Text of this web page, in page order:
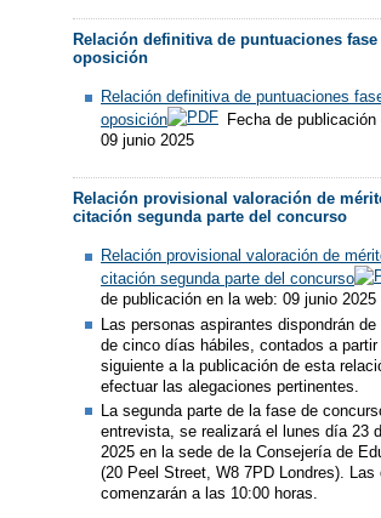
Relación definitiva de puntuaciones fase
oposición
Relación definitiva de puntuaciones
oposición
Fecha de publicación
09 junio 2025
Relación provisional valoración de
citación segunda parte del concurso
Relación provisional valoración de
citación segunda parte del concurso
de publicación en la web: 09 junio 2025
Las personas aspirantes dispondrán de
de cinco días hábiles, contados a
siguiente a la publicación de esta
efectuar las alegaciones pertinentes.
La segunda parte de la fase de
entrevista, se realizará el lunes día 23
2025 en la sede de la Consejería de
(20 Peel Street, W8 7PD Londres). Las
comenzarán a las 10:00 horas.